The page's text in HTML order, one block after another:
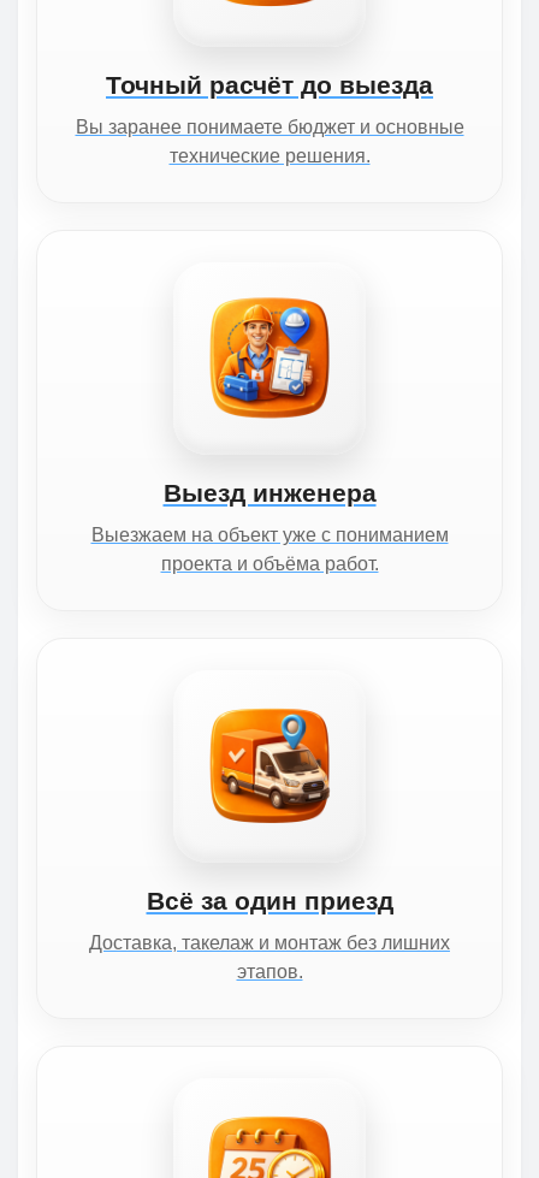
Точный расчёт до выезда
Вы заранее понимаете бюджет и основные
технические решения.
Выезд инженера
Выезжаем на объект уже с пониманием
проекта и объёма работ.
Всё за один приезд
Доставка, такелаж и монтаж без лишних
этапов.